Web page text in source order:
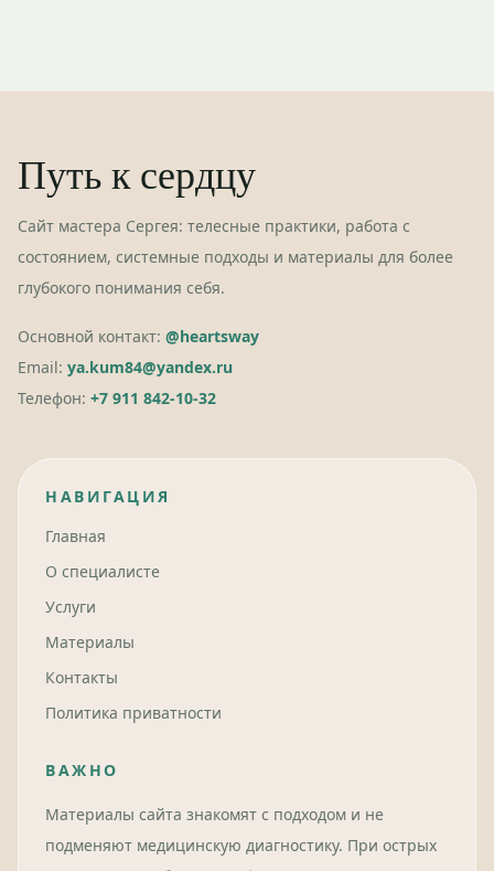
Путь к сердцу
Сайт мастера Сергея: телесные практики, работа с
состоянием, системные подходы и материалы для более
глубокого понимания себя.
Основной контакт: @heartsway
Email: ya.kum84@yandex.ru
Телефон: +7 911 842-10-32
НАВИГАЦИЯ
Главная
О специалисте
Услуги
Материалы
Контакты
Политика приватности
ВАЖНО
Материалы сайта знакомят с подходом и не
подменяют медицинскую диагностику. При острых